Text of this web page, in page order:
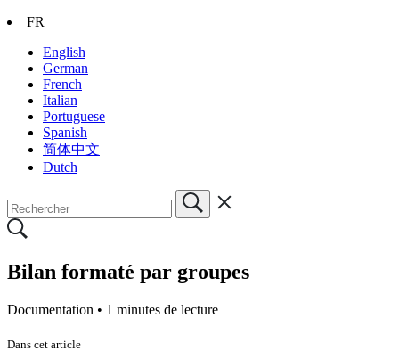
FR
English
German
French
Italian
Portuguese
Spanish
简体中文
Dutch
Bilan formaté par groupes
Documentation • 1 minutes de lecture
Dans cet article